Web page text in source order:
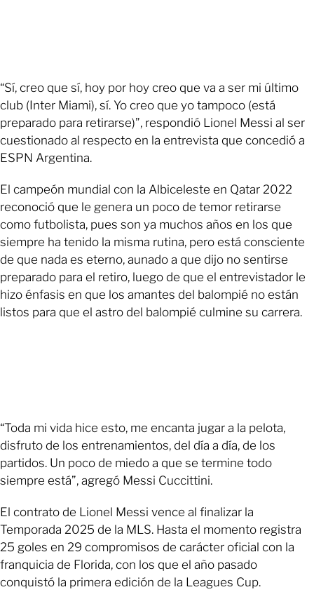
“Sí, creo que sí, hoy por hoy creo que va a ser mi último
club (Inter Miami), sí. Yo creo que yo tampoco (está
preparado para retirarse)”, respondió Lionel Messi al ser
cuestionado al respecto en la entrevista que concedió a
ESPN Argentina.
El campeón mundial con la Albiceleste en Qatar 2022
reconoció que le genera un poco de temor retirarse
como futbolista, pues son ya muchos años en los que
siempre ha tenido la misma rutina, pero está consciente
de que nada es eterno, aunado a que dijo no sentirse
preparado para el retiro, luego de que el entrevistador le
hizo énfasis en que los amantes del balompié no están
listos para que el astro del balompié culmine su carrera.
“Toda mi vida hice esto, me encanta jugar a la pelota,
disfruto de los entrenamientos, del día a día, de los
partidos. Un poco de miedo a que se termine todo
siempre está”, agregó Messi Cuccittini.
El contrato de Lionel Messi vence al finalizar la
Temporada 2025 de la MLS. Hasta el momento registra
25 goles en 29 compromisos de carácter oficial con la
franquicia de Florida, con los que el año pasado
conquistó la primera edición de la Leagues Cup.